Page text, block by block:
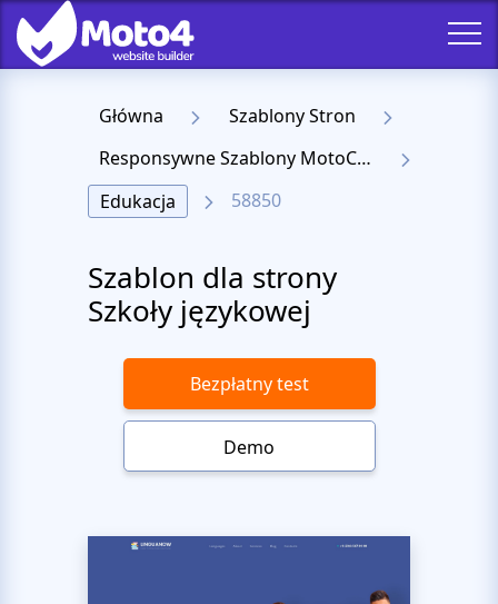
Główna
Szablony Stron
Responsywne Szablony MotoCMS 3
Edukacja
58850
Szablon dla strony
Szkoły językowej
Bezpłatny test
Demo